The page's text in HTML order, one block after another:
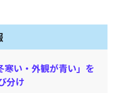
寒い・外観が青い」を
分け